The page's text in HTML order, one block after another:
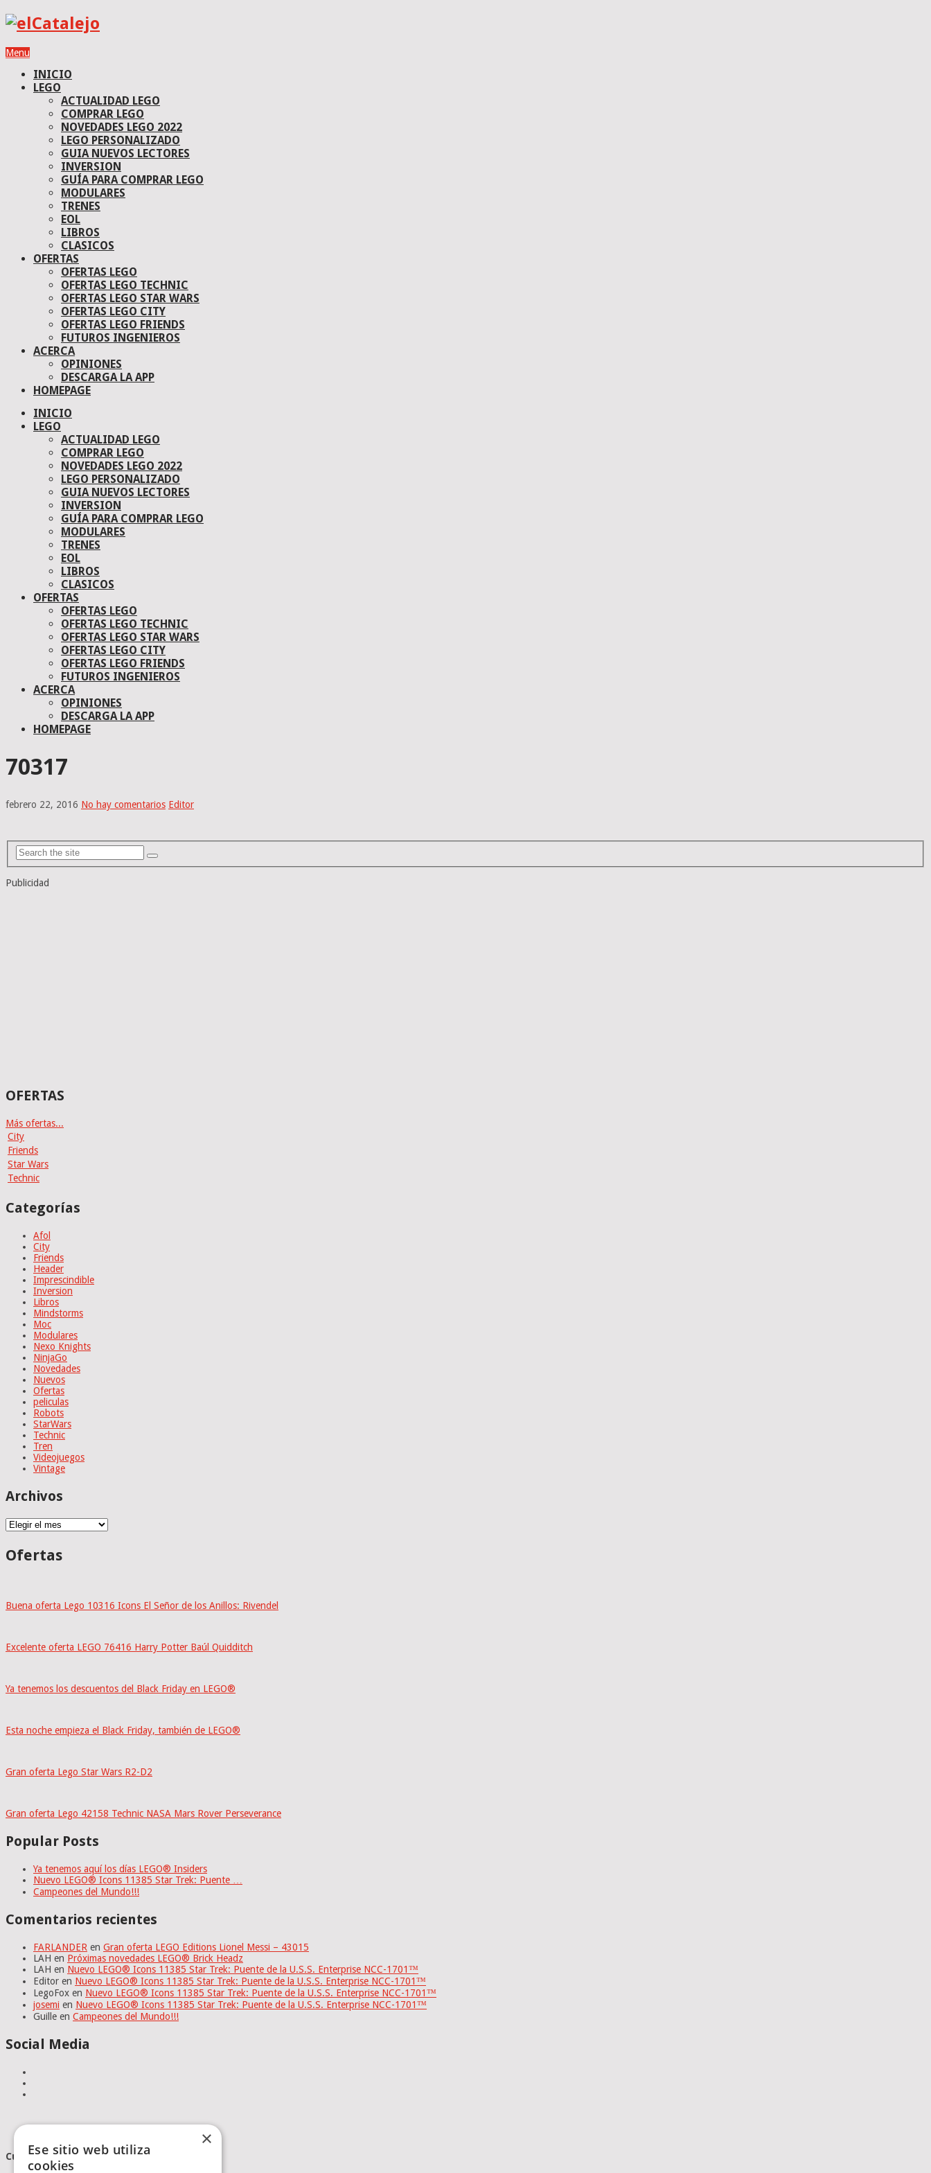
Menu
INICIO
LEGO
ACTUALIDAD LEGO
COMPRAR LEGO
NOVEDADES LEGO 2022
LEGO PERSONALIZADO
GUIA NUEVOS LECTORES
INVERSION
GUÍA PARA COMPRAR LEGO
MODULARES
TRENES
EOL
LIBROS
CLASICOS
OFERTAS
OFERTAS LEGO
OFERTAS LEGO TECHNIC
OFERTAS LEGO STAR WARS
OFERTAS LEGO CITY
OFERTAS LEGO FRIENDS
FUTUROS INGENIEROS
ACERCA
OPINIONES
DESCARGA LA APP
HOMEPAGE
INICIO
LEGO
ACTUALIDAD LEGO
COMPRAR LEGO
NOVEDADES LEGO 2022
LEGO PERSONALIZADO
GUIA NUEVOS LECTORES
INVERSION
GUÍA PARA COMPRAR LEGO
MODULARES
TRENES
EOL
LIBROS
CLASICOS
OFERTAS
OFERTAS LEGO
OFERTAS LEGO TECHNIC
OFERTAS LEGO STAR WARS
OFERTAS LEGO CITY
OFERTAS LEGO FRIENDS
FUTUROS INGENIEROS
ACERCA
OPINIONES
DESCARGA LA APP
HOMEPAGE
70317
febrero 22, 2016 No hay comentarios Editor
Publicidad
OFERTAS
Más ofertas...
City
Friends
Star Wars
Technic
Categorías
Afol
City
Friends
Header
Imprescindible
Inversion
Libros
Mindstorms
Moc
Modulares
Nexo Knights
NinjaGo
Novedades
Nuevos
Ofertas
peliculas
Robots
StarWars
Technic
Tren
Videojuegos
Vintage
Archivos
Archivos
Ofertas
Buena oferta Lego 10316 Icons El Señor de los Anillos: Rivendel
Excelente oferta LEGO 76416 Harry Potter Baúl Quidditch
Ya tenemos los descuentos del Black Friday en LEGO®
Esta noche empieza el Black Friday, también de LEGO®
Gran oferta Lego Star Wars R2-D2
Gran oferta Lego 42158 Technic NASA Mars Rover Perseverance
Popular Posts
Ya tenemos aquí los días LEGO® Insiders
Nuevo LEGO® Icons 11385 Star Trek: Puente …
Campeones del Mundo!!!
Comentarios recientes
FARLANDER en Gran oferta LEGO Editions Lionel Messi – 43015
LAH en Próximas novedades LEGO® Brick Headz
LAH en Nuevo LEGO® Icons 11385 Star Trek: Puente de la U.S.S. Enterprise NCC-1701™
Editor en Nuevo LEGO® Icons 11385 Star Trek: Puente de la U.S.S. Enterprise NCC-1701™
LegoFox en Nuevo LEGO® Icons 11385 Star Trek: Puente de la U.S.S. Enterprise NCC-1701™
josemi en Nuevo LEGO® Icons 11385 Star Trek: Puente de la U.S.S. Enterprise NCC-1701™
Guille en Campeones del Mundo!!!
Social Media
Cumplimiento Normativo
×
Ese sitio web utiliza
cookies